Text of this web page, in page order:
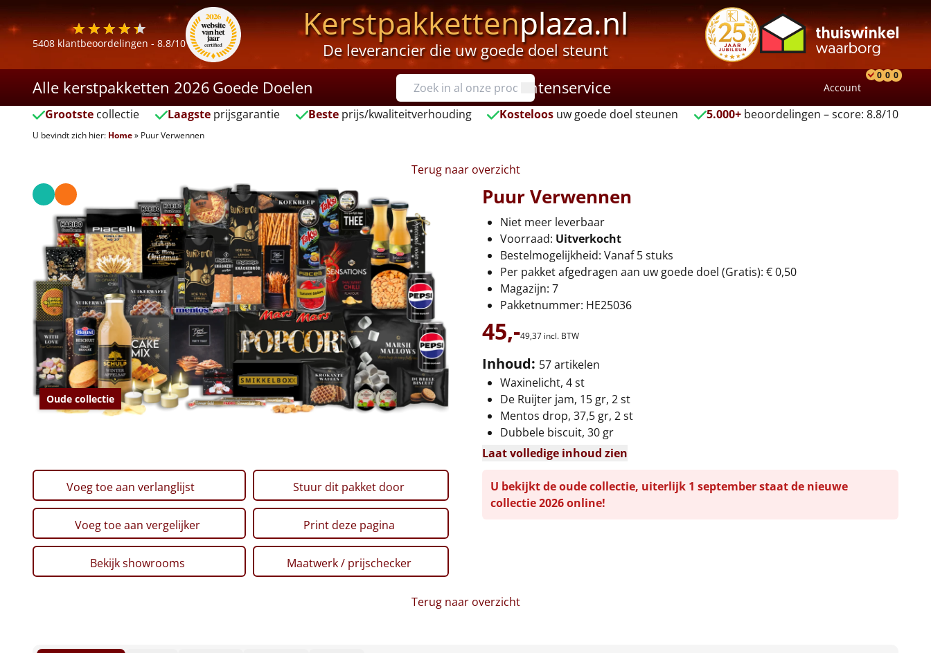
5408 klantbeoordelingen - 8.8/10 Kerstpakkettenplaza.nl
De leverancier die uw goede doel steunt
Alle kerstpakketten 2026 Goede Doelen Klantenservice Account
0 0 0
Grootste collectie Laagsteprijsgarantie Besteprijs/kwaliteitverhouding Kosteloos uw goede doel steunen 5.000+ beoordelingen – score: 8.8/10
U bevindt zich hier: Home» Puur Verwennen
Terug naar overzicht
Oude collectie
Puur Verwennen
Niet meer leverbaar
Voorraad: Uitverkocht
Bestelmogelijkheid: Vanaf 5 stuks
Per pakket afgedragen aan uw goede doel (Gratis): € 0,50
Magazijn: 7
Pakketnummer: HE25036
45,-49,37 incl. BTW
Inhoud: 57 artikelen
Waxinelicht, 4 st
De Ruijter jam, 15 gr, 2 st
Mentos drop, 37,5 gr, 2 st
Dubbele biscuit, 30 gr
Laat volledige inhoud zien
Voeg toe aan verlanglijst Stuur dit pakket door
Voeg toe aan vergelijker Print deze pagina
Bekijk showrooms Maatwerk / prijschecker
U bekijkt de oude collectie, uiterlijk 1 september staat de nieuwe
collectie 2026 online!
Terug naar overzicht